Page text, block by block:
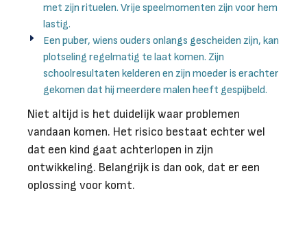
met zijn rituelen. Vrije speelmomenten zijn voor hem
lastig.
Een puber, wiens ouders onlangs gescheiden zijn, kan
plotseling regelmatig te laat komen. Zijn
schoolresultaten kelderen en zijn moeder is erachter
gekomen dat hij meerdere malen heeft gespijbeld.
Niet altijd is het duidelijk waar problemen
vandaan komen. Het risico bestaat echter wel
dat een kind gaat achterlopen in zijn
ontwikkeling. Belangrijk is dan ook, dat er een
oplossing voor komt.